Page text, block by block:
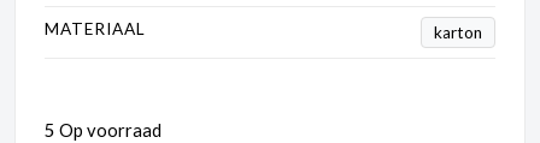
MATERIAAL karton
5 Op voorraad